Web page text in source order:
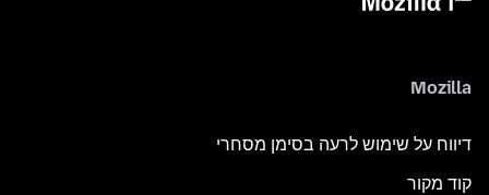
Mozilla
דיווח על שימוש לרעה בסימן מסחרי
קוד מקור